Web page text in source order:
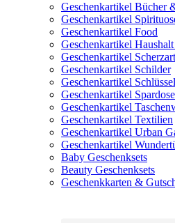
Geschenkartikel Bücher
Geschenkartikel
Geschenkartikel Food
Geschenkartikel
Geschenkartikel
Geschenkartikel Schilder
Geschenkartikel
Geschenkartikel
Geschenkartikel
Geschenkartikel Textilien
Geschenkartikel Urban
Geschenkartikel
Baby Geschenksets
Beauty Geschenksets
Geschenkkarten &